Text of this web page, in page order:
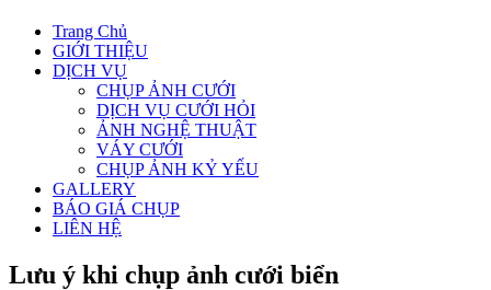
Trang Chủ
GIỚI THIỆU
DỊCH VỤ
CHỤP ẢNH CƯỚI
DỊCH VỤ CƯỚI HỎI
ẢNH NGHỆ THUẬT
VÁY CƯỚI
CHỤP ẢNH KỶ YẾU
GALLERY
BÁO GIÁ CHỤP
LIÊN HỆ
Lưu ý khi chụp ảnh cưới biển